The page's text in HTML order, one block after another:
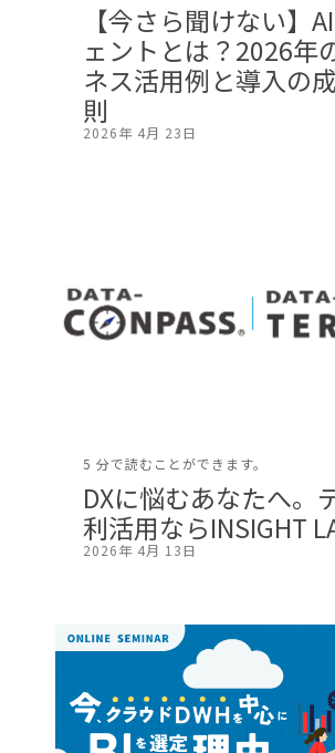
【今さら聞けない】
ェントとは？2026年
ネス活用例と導入の
則
2026年 4月 23日
5 分で読むことができます。
DXに悩むあなたへ。
利活用ならINSIGHT
2026年 4月 13日